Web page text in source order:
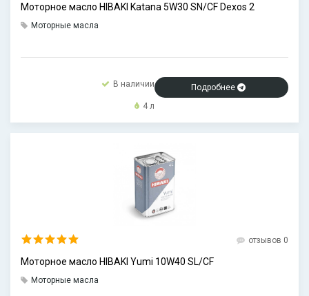
Моторное масло HIBAKI Katana 5W30 SN/CF Dexos 2
Моторные масла
В наличии
Подробнее
4 л
отзывов 0
Моторное масло HIBAKI Yumi 10W40 SL/CF
Моторные масла